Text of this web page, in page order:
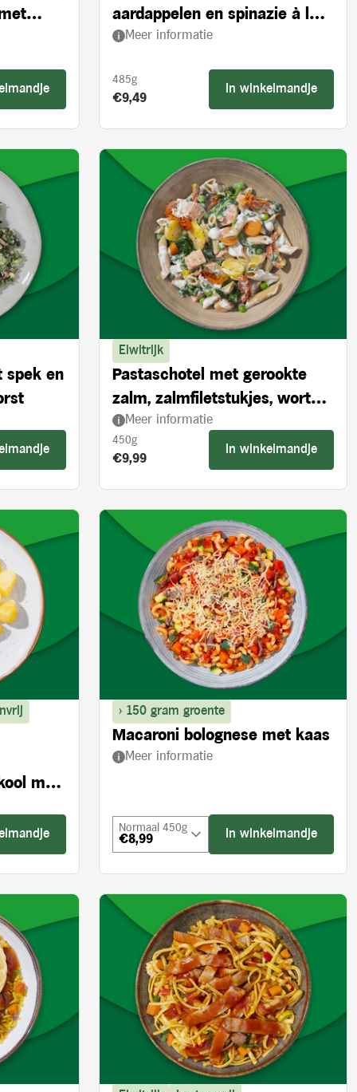
aardappelen en spinazie à la
crème
Meer informatie
485g
Product prijs:
€9,49
In winkelmandje
spek en
Eiwitrijk
Pastaschotel met gerookte
zalm, zalmfiletstukjes, wortel
en spinazie
Meer informatie
450g
Product prijs:
€9,99
In winkelmandje
met
> 150 gram groente
Macaroni bolognese met kaas
Meer informatie
Normaal 450g
€8,99 In winkelmandje